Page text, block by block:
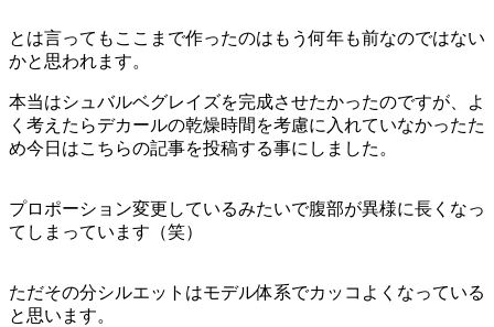
とは言ってもここまで作ったのはもう何年も前なのではない
かと思われます。
本当はシュバルベグレイズを完成させたかったのですが、よ
く考えたらデカールの乾燥時間を考慮に入れていなかったた
め今日はこちらの記事を投稿する事にしました。
プロポーション変更しているみたいで腹部が異様に長くなっ
てしまっています（笑）
ただその分シルエットはモデル体系でカッコよくなっている
と思います。